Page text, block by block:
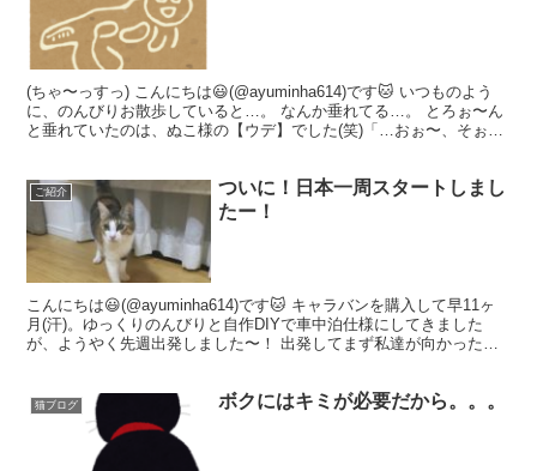
(ちゃ〜っすっ) こんにちは😃(@ayuminha614)です🐱 いつものよう
に、のんびりお散歩していると…。 なんか垂れてる…。 とろぉ〜ん
と垂れていたのは、ぬこ様の【ウデ】でした(笑)「…おぉ〜、そぉ〜
ご紹介
ついに！日本一周スタートしまし
たー！
こんにちは😃(@ayuminha614)です🐱 キャラバンを購入して早11ヶ
月(汗)。ゆっくりのんびりと自作DIYで車中泊仕様にしてきました
が、ようやく先週出発しました〜！ 出発してまず私達が向かったの
猫ブログ ボクにはキミが必要だから。。。